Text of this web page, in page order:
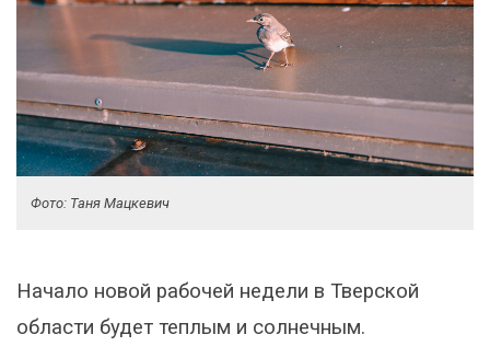
Фото: Таня Мацкевич
Начало новой рабочей недели в Тверской
области будет теплым и солнечным.